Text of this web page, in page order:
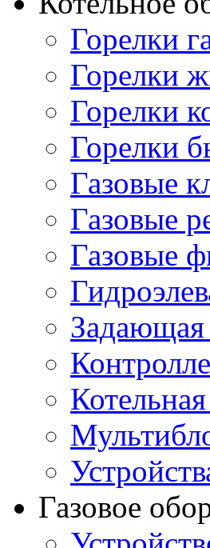
Горелки
Горелки
Горелки
Горелки
Газовые
Газовые
Газовые
Задающая
Газовое